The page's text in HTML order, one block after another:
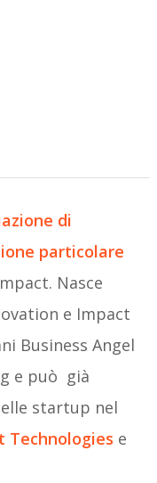
di
particolare
Nasce
e Impact
Business Angel
e può già
startup nel
Technologies e